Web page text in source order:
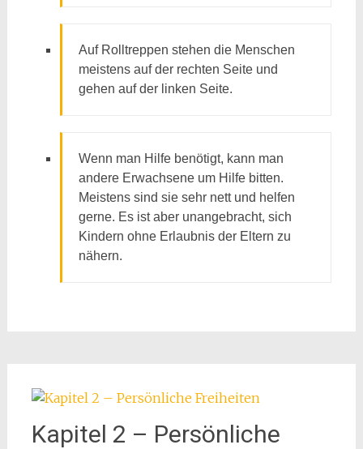
Auf Rolltreppen stehen die Menschen
meistens auf der rechten Seite und
gehen auf der linken Seite.
Wenn man Hilfe benötigt, kann man
andere Erwachsene um Hilfe bitten.
Meistens sind sie sehr nett und helfen
gerne. Es ist aber unangebracht, sich
Kindern ohne Erlaubnis der Eltern zu
nähern.
Kapitel 2 – Persönliche